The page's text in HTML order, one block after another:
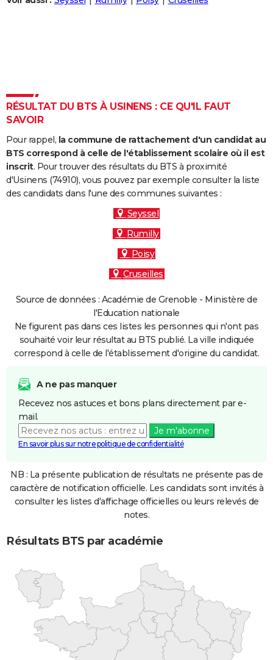
Carte de Noël
Carte Bonne année
Carte Saint-Valentin
Carte Pâques
Carte d'anniversaire
Dictionnaire
Biographies
Citations
Expressions
Proverbes
PROGRAMME TV
COPAINS D'AVANT
S'inscrire
Se connecter
Lycées
Collèges
Primaires
Universités
Entreprises
Service militaire
Avis de recherche
AVIS DE DÉCÈS
RÉSULTAT DU BTS À USINENS : CE QU'IL FAUT
SAVOIR
Pour rappel, la commune de rattachement d'un candidat au
BTS correspond à celle de l'établissement scolaire où il est
inscrit. Pour trouver des résultats du BTS à proximité
d'Usinens (74910), vous pouvez par exemple consulter la liste
des candidats dans l'une des communes suivantes :
Seyssel
Rumilly
Poisy
Cruseilles
Source de données : Académie de Grenoble - Ministère de
l'Education nationale
Ne figurent pas dans ces listes les personnes qui n'ont pas
souhaité voir leur résultat au BTS publié. La ville indiquée
correspond à celle de l'établissement d'origine du candidat.
A ne pas manquer
Recevez nos astuces et bons plans directement par e-
mail.
Je m'abonne
En savoir plus sur notre politique de confidentialité
NB : La présente publication de résultats ne présente pas de
caractère de notification officielle. Les candidats sont invités à
consulter les listes d'affichage officielles ou leurs relevés de
notes.
Résultats BTS par académie